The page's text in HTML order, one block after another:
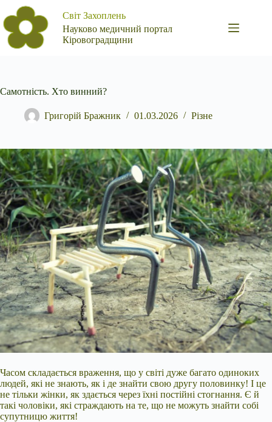
Перейти
до
вмісту
Світ Захоплень
Науково медичний портал
Кіровоградщини
Самотність. Хто винний?
Григорій Бражник 01.03.2026 Різне
Часом складається враження, що у світі дуже багато одиноких
людей, які не знають, як і де знайти свою другу половинку! І це
не тільки жінки, як здається через їхні постійні стогнання. Є й
такі чоловіки, які страждають на те, що не можуть знайти собі
супутницю життя!